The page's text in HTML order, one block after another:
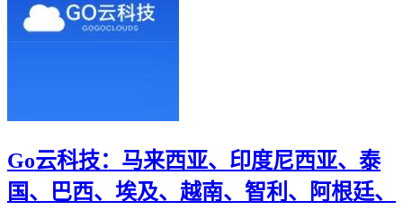
Go云科技：马来西亚、印度尼西亚、泰
国、巴西、埃及、越南、智利、阿根廷、